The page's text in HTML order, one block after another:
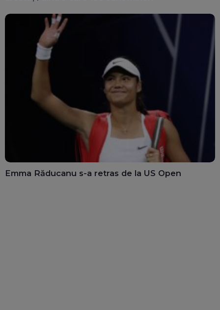
Emma Răducanu s-a retras de la US Open